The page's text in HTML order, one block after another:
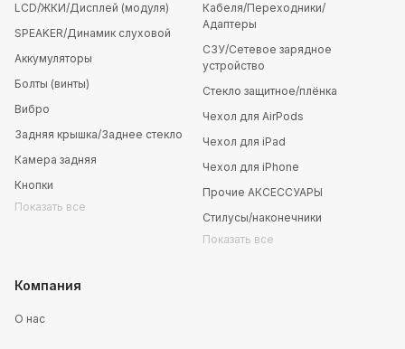
LCD/ЖКИ/Дисплей (модуля)
SPEAKER/Динамик слуховой
Аккумуляторы
Болты (винты)
Вибро
Задняя крышка/Заднее стекло
Камера задняя
Кнопки
Показать все
Кабеля/Переходники/
Адаптеры
СЗУ/Сетевое зарядное
устройство
Стекло защитное/плёнка
Чехол для AirPods
Чехол для iPad
Чехол для iPhone
Прочие АКСЕССУАРЫ
Стилусы/наконечники
Показать все
Компания
О нас